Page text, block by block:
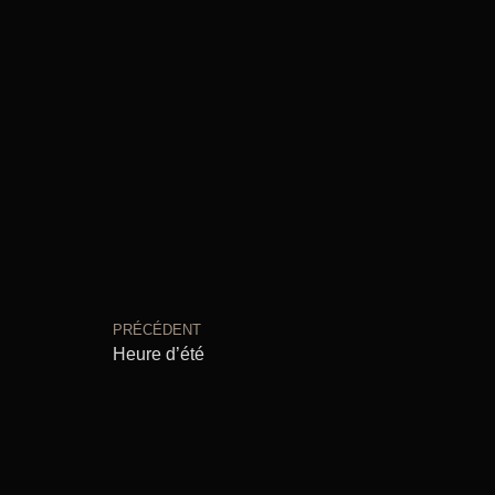
PRÉCÉDENT
Heure d’été